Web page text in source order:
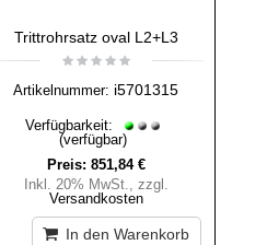
Trittrohrsatz oval L2+L3
Artikelnummer: i5701315
Verfügbarkeit:
(verfügbar)
Preis: 851,84 €
Inkl. 20% MwSt., zzgl.
Versandkosten
In den Warenkorb